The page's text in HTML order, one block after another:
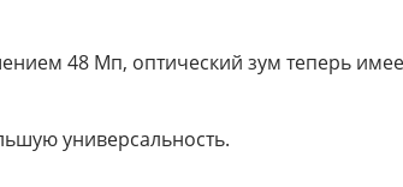
48 Мп, оптический зум теперь
универсальность.